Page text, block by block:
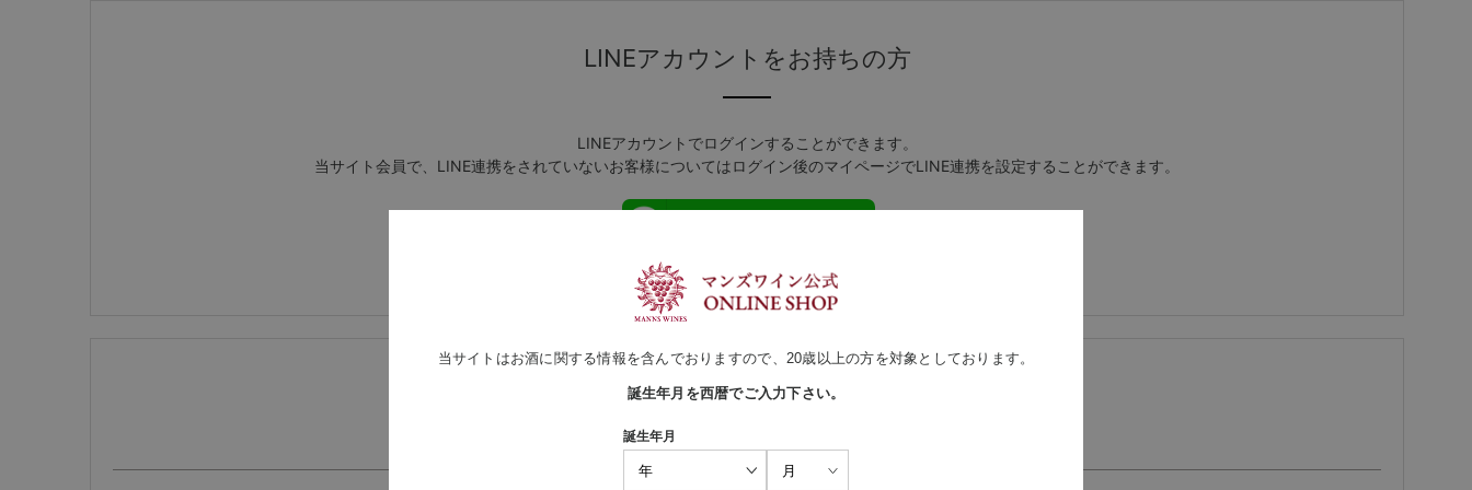
LINEアカウントをお持ちの方
LINEアカウントでログインすることができます。
当サイト会員で、LINE連携をされていないお客様についてはログイン後のマイページでLINE連携を設定することができます。
ログインしたままにする
Amazonアカウントをお持ちの方
当サイトはお酒に関する情報を含んでおりますので、20歳以上の方を対象としております。
誕生年月を西暦でご入力下さい。
誕生年月